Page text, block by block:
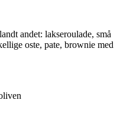
andet: lakseroulade, små
oste, pate, brownie med